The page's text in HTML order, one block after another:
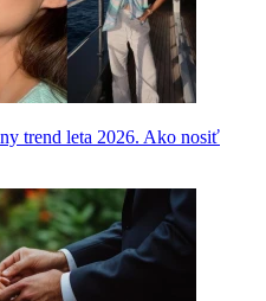
trend leta 2026. Ako nosiť